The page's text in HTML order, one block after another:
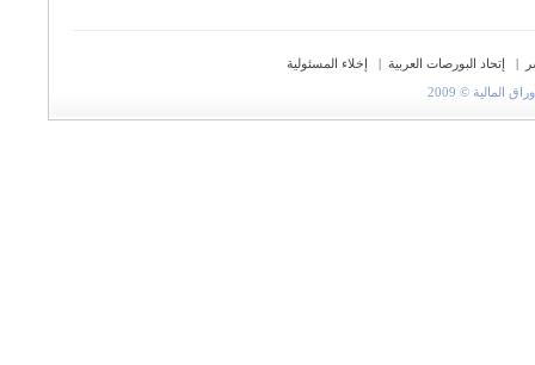
| إتحاد البورصات العربية |
إخلاء المسئولية
© 2009